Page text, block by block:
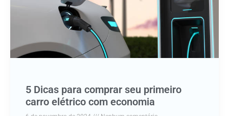
5 Dicas para comprar seu primeiro
carro elétrico com economia